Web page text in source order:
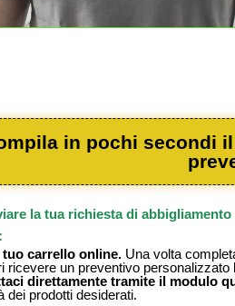
in pochi secondi
la tua richiesta di
tuo carrello online. Una volta
ricevere un preventivo
direttamente tramite il modulo
dei prodotti desiderati.